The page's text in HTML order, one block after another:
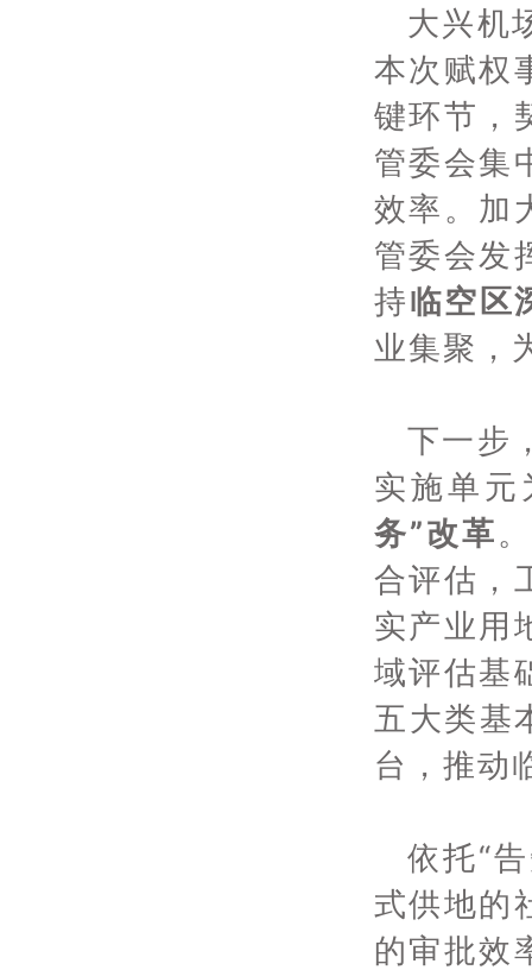
大兴机
本次赋权
键环节，
管委会集
效率。加
管委会发
持临空区
业集聚，
下一步
实施单元
务”改革
合评估，
实产业用
域评估基
五大类基
台，推动
依托“
式供地的
的审批效